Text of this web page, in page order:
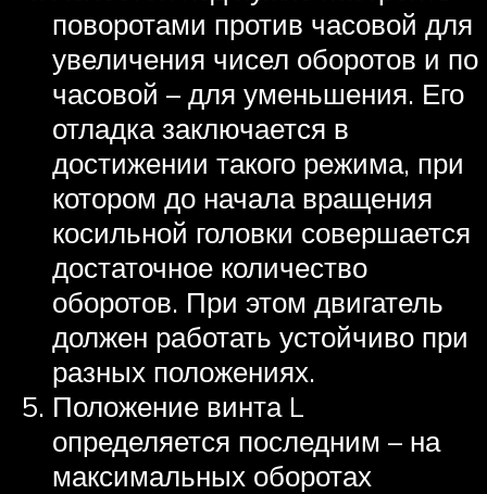
поворотами против часовой для
увеличения чисел оборотов и по
часовой – для уменьшения. Его
отладка заключается в
достижении такого режима, при
котором до начала вращения
косильной головки совершается
достаточное количество
оборотов. При этом двигатель
должен работать устойчиво при
разных положениях.
Положение винта L
определяется последним – на
максимальных оборотах